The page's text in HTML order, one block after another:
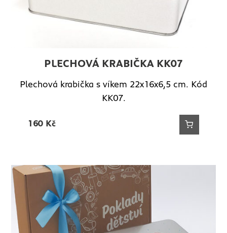
PLECHOVÁ KRABIČKA KK07
Plechová krabička s víkem 22x16x6,5 cm. Kód
KK07.
160Kč